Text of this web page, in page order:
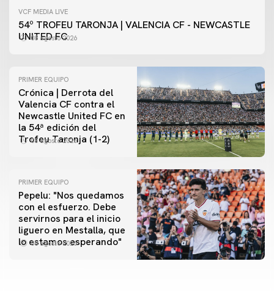
VCF MEDIA LIVE
54º TROFEU TARONJA | VALENCIA CF - NEWCASTLE
UNITED FC
08 agosto 2026
PRIMER EQUIPO
Crónica | Derrota del
Valencia CF contra el
Newcastle United FC en
la 54ª edición del
Trofeu Taronja (1-2)
08 agosto 2026
PRIMER EQUIPO
Pepelu: "Nos quedamos
con el esfuerzo. Debe
servirnos para el inicio
liguero en Mestalla, que
lo estamos esperando"
08 agosto 2026
PRIMER EQUIPO
Las fotos del Valencia CF-Newcastle United FC